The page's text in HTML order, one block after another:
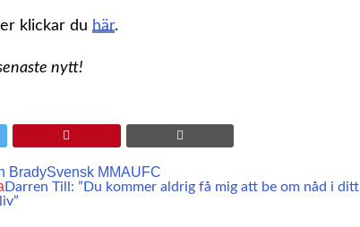
klickar du här.
nytt!
BradySvensk MMAUFC
Darren Till: ”Du kommer aldrig få mig att be om nåd i ditt